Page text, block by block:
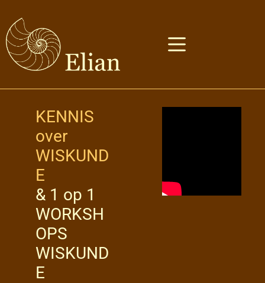
KENNIS
over
WISKUND
E
& 1 op 1
WORKSH
OPS
WISKUND
E